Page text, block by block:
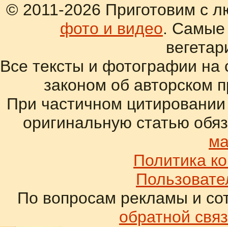
© 2011-2026 Приготовим с
фото и видео. Самые
Все тексты и фотографии
законом об авторском
При частичном
оригинальную статью
Политика
По вопросам рекламы и
обратной